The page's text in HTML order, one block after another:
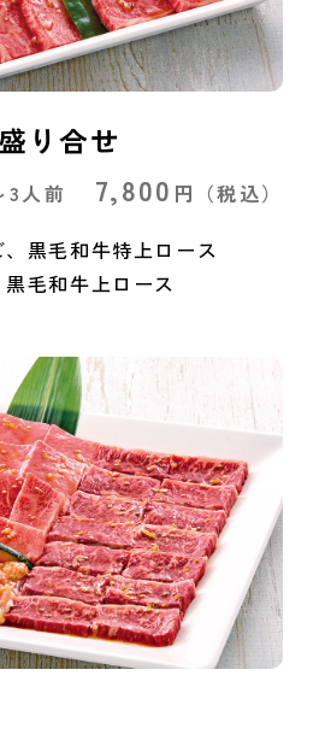
り合せ
3人前 7,800 円 （税込）
黒毛和牛特上ロース
毛和牛上ロース